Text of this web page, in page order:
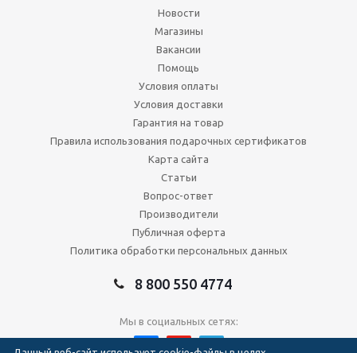
Новости
Магазины
Вакансии
Помощь
Условия оплаты
Условия доставки
Гарантия на товар
Правила использования подарочных сертификатов
Карта сайта
Статьи
Вопрос-ответ
Производители
Публичная оферта
Политика обработки персональных данных
8 800 550 4774
Мы в социальных сетях: